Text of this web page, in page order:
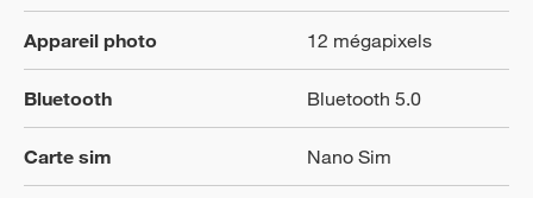
Appareil photo 12 mégapixels
Bluetooth Bluetooth 5.0
Carte sim Nano Sim